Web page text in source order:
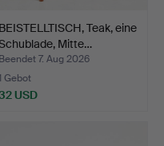
BEISTELLTISCH, Teak, eine
Mitte…
Beendet 7. Aug 2026
Gebot
USD